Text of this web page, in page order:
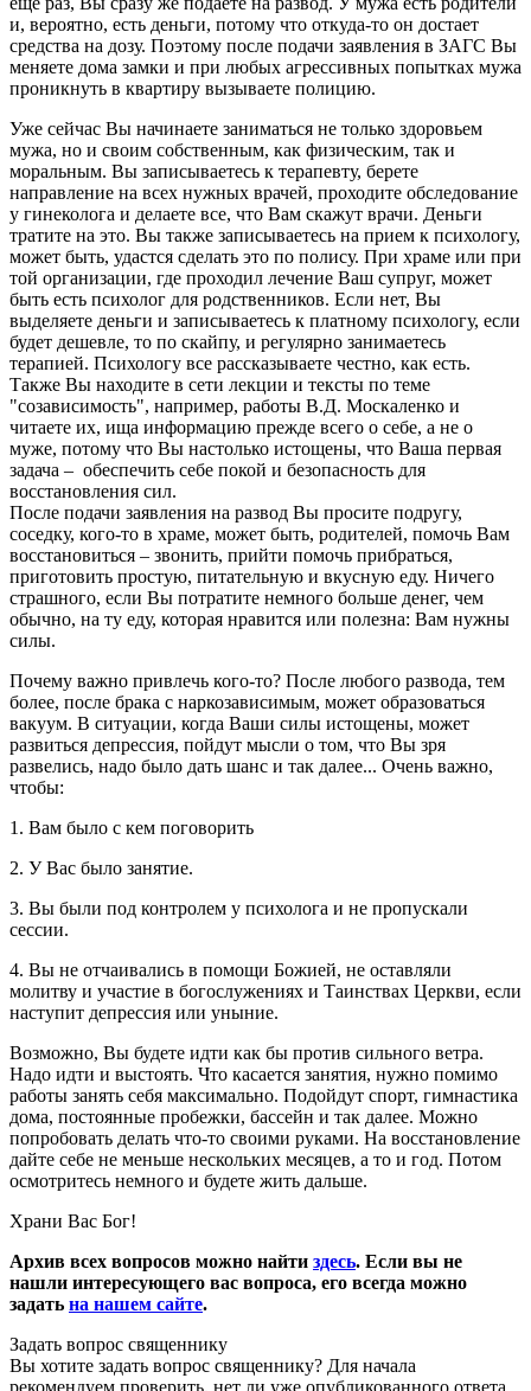
и, вероятно, есть деньги, потому что откуда-то он достает
средства на дозу. Поэтому после подачи заявления в ЗАГС Вы
меняете дома замки и при любых агрессивных попытках мужа
проникнуть в квартиру вызываете полицию.
Уже сейчас Вы начинаете заниматься не только здоровьем
мужа, но и своим собственным, как физическим, так и
моральным. Вы записываетесь к терапевту, берете
направление на всех нужных врачей, проходите обследование
у гинеколога и делаете все, что Вам скажут врачи. Деньги
тратите на это. Вы также записываетесь на прием к психологу,
может быть, удастся сделать это по полису. При храме или при
той организации, где проходил лечение Ваш супруг, может
быть есть психолог для родственников. Если нет, Вы
выделяете деньги и записываетесь к платному психологу, если
будет дешевле, то по скайпу, и регулярно занимаетесь
терапией. Психологу все рассказываете честно, как есть.
Также Вы находите в сети лекции и тексты по теме
"созависимость", например, работы В.Д. Москаленко и
читаете их, ища информацию прежде всего о себе, а не о
муже, потому что Вы настолько истощены, что Ваша первая
задача – обеспечить себе покой и безопасность для
восстановления сил.
После подачи заявления на развод Вы просите подругу,
соседку, кого-то в храме, может быть, родителей, помочь Вам
восстановиться – звонить, прийти помочь прибраться,
приготовить простую, питательную и вкусную еду. Ничего
страшного, если Вы потратите немного больше денег, чем
обычно, на ту еду, которая нравится или полезна: Вам нужны
силы.
Почему важно привлечь кого-то? После любого развода, тем
более, после брака с наркозависимым, может образоваться
вакуум. В ситуации, когда Ваши силы истощены, может
развиться депрессия, пойдут мысли о том, что Вы зря
развелись, надо было дать шанс и так далее... Очень важно,
чтобы:
1. Вам было с кем поговорить
2. У Вас было занятие.
3. Вы были под контролем у психолога и не пропускали
сессии.
4. Вы не отчаивались в помощи Божией, не оставляли
молитву и участие в богослужениях и Таинствах Церкви, если
наступит депрессия или уныние.
Возможно, Вы будете идти как бы против сильного ветра.
Надо идти и выстоять. Что касается занятия, нужно помимо
работы занять себя максимально. Подойдут спорт, гимнастика
дома, постоянные пробежки, бассейн и так далее. Можно
попробовать делать что-то своими руками. На восстановление
дайте себе не меньше нескольких месяцев, а то и год. Потом
осмотритесь немного и будете жить дальше.
Храни Вас Бог!
Архив всех вопросов можно найти здесь. Если вы не
нашли интересующего вас вопроса, его всегда можно
задать на нашем сайте.
Задать вопрос священнику
Вы хотите задать вопрос священнику? Для начала
рекомендуем проверить, нет ли уже опубликованного ответа